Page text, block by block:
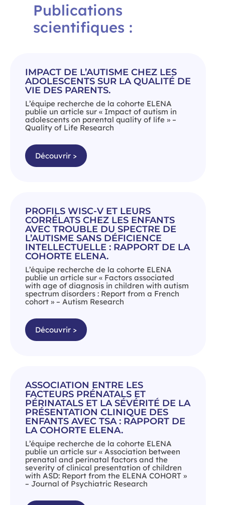
Publications
scientifiques :
IMPACT DE L’AUTISME CHEZ LES
ADOLESCENTS SUR LA QUALITÉ DE
VIE DES PARENTS.
L’équipe recherche de la cohorte ELENA
publie un article sur « Impact of autism in
adolescents on parental quality of life » –
Quality of Life Research
Découvrir >
PROFILS WISC-V ET LEURS
CORRÉLATS CHEZ LES ENFANTS
AVEC TROUBLE DU SPECTRE DE
L’AUTISME SANS DÉFICIENCE
INTELLECTUELLE : RAPPORT DE LA
COHORTE ELENA.
L’équipe recherche de la cohorte ELENA
publie un article sur « Factors associated
with age of diagnosis in children with autism
spectrum disorders : Report from a French
cohort » – Autism Research
Découvrir >
ASSOCIATION ENTRE LES
FACTEURS PRÉNATALS ET
PÉRINATALS ET LA SÉVÉRITÉ DE LA
PRÉSENTATION CLINIQUE DES
ENFANTS AVEC TSA : RAPPORT DE
LA COHORTE ELENA.
L’équipe recherche de la cohorte ELENA
publie un article sur « Association between
prenatal and perinatal factors and the
severity of clinical presentation of children
with ASD: Report from the ELENA COHORT »
– Journal of Psychiatric Research